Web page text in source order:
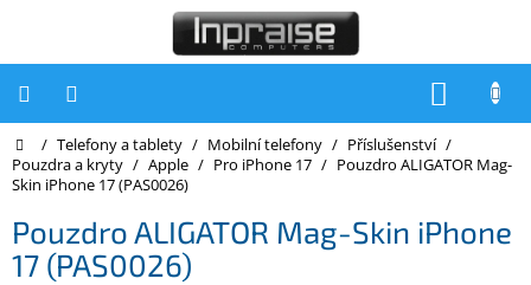
Počítače
Počítače
Notebooky
Domů
/ Telefony a tablety / Mobilní telefony / Příslušenství /
Pouzdra a kryty / Apple / Pro iPhone 17 / Pouzdro ALIGATOR Mag-
Skin iPhone 17 (PAS0026)
Pouzdro ALIGATOR Mag-Skin iPhone
17 (PAS0026)